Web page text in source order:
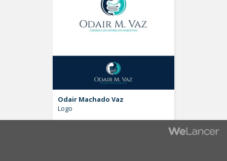
Odair Machado Vaz
Logo